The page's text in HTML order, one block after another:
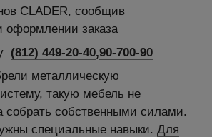
CLADER, сообщив
оформлении заказа
(812) 449-20-40,90-700-90
металлическую
такую мебель не
собрать собственными силами.
специальные навыки. Для